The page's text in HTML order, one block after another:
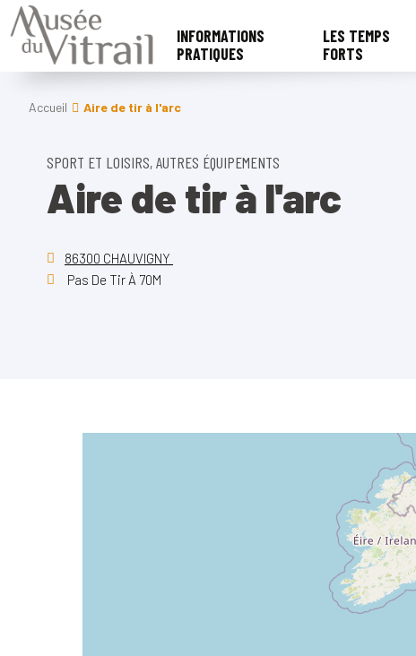
INFORMATIONS
PRATIQUES
LES TEMPS
FORTS
Accueil Aire de tir à l'arc
SPORT ET LOISIRS, AUTRES ÉQUIPEMENTS
Aire de tir à l'arc
86300 CHAUVIGNY
Pas De Tir À 70M